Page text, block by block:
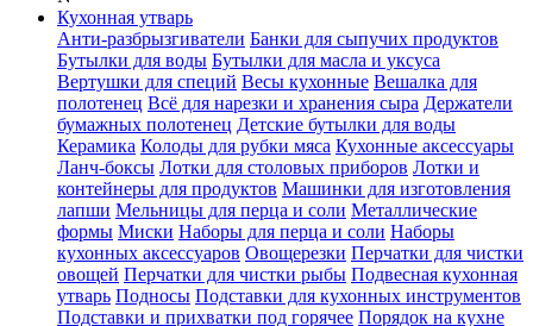
Кухонная утварь
Анти-разбрызгиватели Банки для сыпучих продуктов
Бутылки для воды Бутылки для масла и уксуса
Вертушки для специй Весы кухонные Вешалка для
полотенец Всё для нарезки и хранения сыра Держатели
бумажных полотенец Детские бутылки для воды
Керамика Колоды для рубки мяса Кухонные аксессуары
Ланч-боксы Лотки для столовых приборов Лотки и
контейнеры для продуктов Машинки для изготовления
лапши Мельницы для перца и соли Металлические
формы Миски Наборы для перца и соли Наборы
кухонных аксессуаров Овощерезки Перчатки для чистки
овощей Перчатки для чистки рыбы Подвесная кухонная
утварь Подносы Подставки для кухонных инструментов
Подставки и прихватки под горячее Порядок на кухне